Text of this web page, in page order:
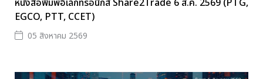
EGCO, PTT, CCET)
05 สิงหาคม 2569